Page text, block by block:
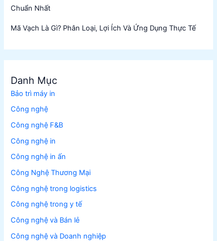
Chuẩn Nhất
Mã Vạch Là Gì? Phân Loại, Lợi Ích Và Ứng Dụng Thực Tế
Danh Mục
Bảo trì máy in
Công nghệ
Công nghệ F&B
Công nghệ in
Công nghệ in ấn
Công Nghệ Thương Mại
Công nghệ trong logistics
Công nghệ trong y tế
Công nghệ và Bán lẻ
Công nghệ và Doanh nghiệp